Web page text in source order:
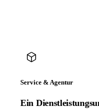
Service & Agentur
Ein